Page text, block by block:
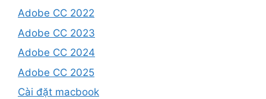
Adobe CC 2022
Adobe CC 2023
Adobe CC 2024
Adobe CC 2025
Cài đặt macbook